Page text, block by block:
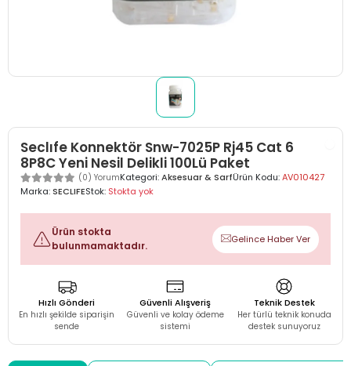
Seclıfe Konnektör Snw-7025P Rj45 Cat 6
8P8C Yeni Nesil Delikli 100Lü Paket
(0) YorumKategori:Aksesuar & SarfÜrün Kodu:AV010427
Marka:SECLIFEStok: Stokta yok
Ürün stokta
bulunmamaktadır.
Gelince Haber Ver
Hızlı Gönderi
En hızlı şekilde siparişin
sende
Güvenli Alışveriş
Güvenli ve kolay ödeme
sistemi
Teknik Destek
Her türlü teknik konuda
destek sunuyoruz